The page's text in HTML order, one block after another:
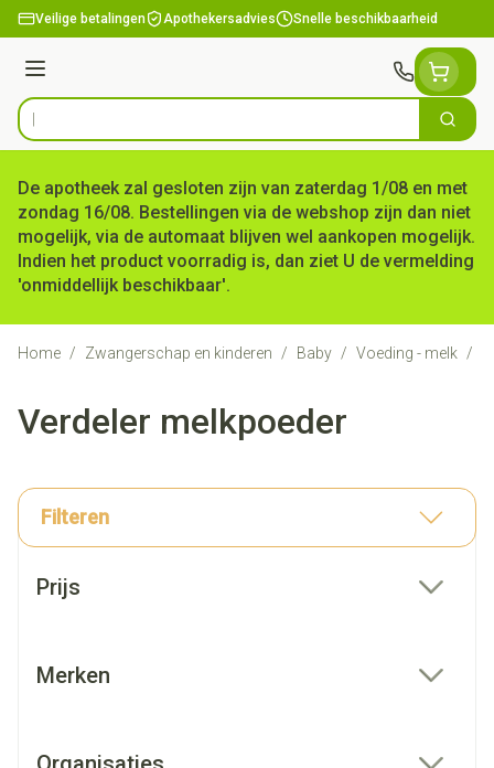
Ga naar de inhoud
Veilige betalingen Apothekersadvies Snelle beschikbaarheid
Menu
Product, merk, categorie... Zoek
De apotheek zal gesloten zijn van zaterdag 1/08 en met
zondag 16/08. Bestellingen via de webshop zijn dan niet
mogelijk, via de automaat blijven wel aankopen mogelijk.
Indien het product voorradig is, dan ziet U de vermelding
'onmiddellijk beschikbaar'.
Home / Zwangerschap en kinderen / Baby / Voeding - melk /
Verdeler melkpoeder
Filteren
Prijs
Merken